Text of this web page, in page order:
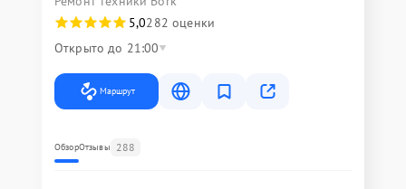
5,0282 оценки
Открыто до 21:00
Маршрут
ОбзорОтзывы 288